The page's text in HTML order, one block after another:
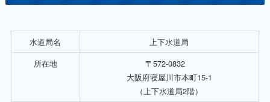
水道局名
上下水道局
所在地
〒572-0832
大阪府寝屋川市本町15-1
（上下水道局2階）